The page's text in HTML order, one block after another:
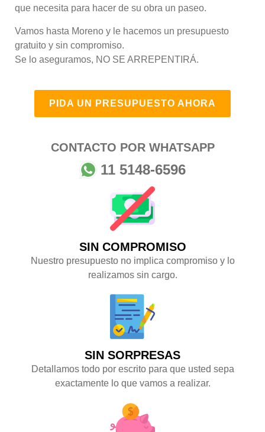
que necesita para hacer de su obra un paseo.
Vamos hasta Moreno y le hacemos un presupuesto
gratuito y sin compromiso.
Se lo aseguramos, NO SE ARREPENTIRÁ.
PIDA UN PRESUPUESTO AHORA
CONTACTO POR WHATSAPP
11 5148-6596
SIN COMPROMISO
Nuestro presupuesto no implica compromiso y lo
realizamos sin cargo.
SIN SORPRESAS
Detallamos todo por escrito para que usted sepa
exactamente lo que vamos a realizar.